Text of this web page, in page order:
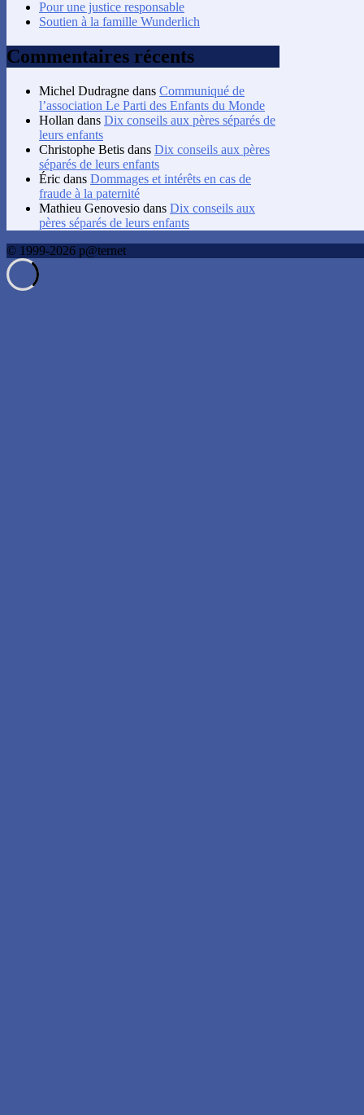
Pour une justice responsable
Soutien à la famille Wunderlich
Commentaires récents
Michel Dudragne dans Communiqué de
l’association Le Parti des Enfants du Monde
Hollan dans Dix conseils aux pères séparés de
leurs enfants
Christophe Betis dans Dix conseils aux pères
séparés de leurs enfants
Éric dans Dommages et intérêts en cas de
fraude à la paternité
Mathieu Genovesio dans Dix conseils aux
pères séparés de leurs enfants
© 1999-2026 p@ternet